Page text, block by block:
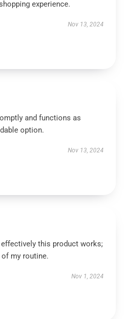
experience.
Nov 13, 2024
and functions as
option.
Nov 13, 2024
effectively this product works;
of my routine.
Nov 1, 2024